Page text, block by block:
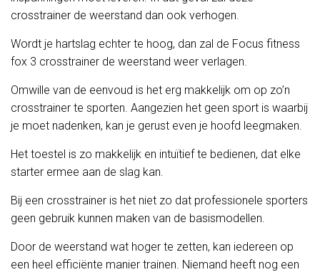
crosstrainer de weerstand dan ook verhogen.
Wordt je hartslag echter te hoog, dan zal de Focus fitness
fox 3 crosstrainer de weerstand weer verlagen.
Omwille van de eenvoud is het erg makkelijk om op zo’n
crosstrainer te sporten. Aangezien het geen sport is waarbij
je moet nadenken, kan je gerust even je hoofd leegmaken.
Het toestel is zo makkelijk en intuïtief te bedienen, dat elke
starter ermee aan de slag kan.
Bij een crosstrainer is het niet zo dat professionele sporters
geen gebruik kunnen maken van de basismodellen.
Door de weerstand wat hoger te zetten, kan iedereen op
een heel efficiënte manier trainen. Niemand heeft nog een